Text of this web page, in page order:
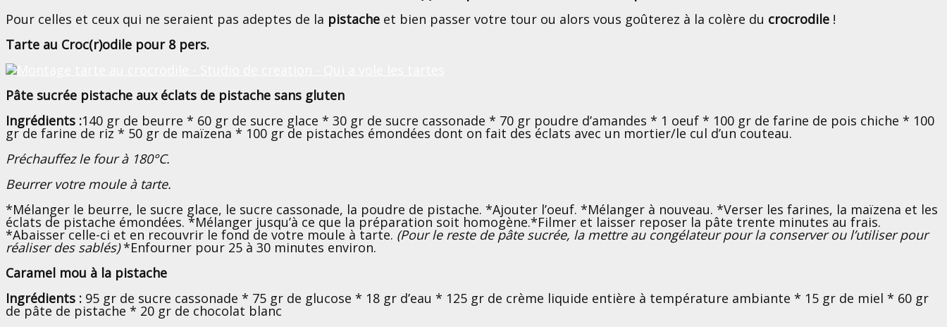
Pour celles et ceux qui ne seraient pas adeptes de la pistache et bien passer votre tour ou alors vous goûterez à la colère du crocrodile !
Tarte au Croc(r)odile pour 8 pers.
Pâte sucrée pistache aux éclats de pistache sans gluten
Ingrédients :140 gr de beurre * 60 gr de sucre glace * 30 gr de sucre cassonade * 70 gr poudre d’amandes * 1 oeuf * 100 gr de farine de pois chiche * 100
gr de farine de riz * 50 gr de maïzena * 100 gr de pistaches émondées dont on fait des éclats avec un mortier/le cul d’un couteau.
Préchauffez le four à 180°C.
Beurrer votre moule à tarte.
*Mélanger le beurre, le sucre glace, le sucre cassonade, la poudre de pistache. *Ajouter l’oeuf. *Mélanger à nouveau. *Verser les farines, la maïzena et les
éclats de pistache émondées. *Mélanger jusqu’à ce que la préparation soit homogène.*Filmer et laisser reposer la pâte trente minutes au frais.
*Abaisser celle-ci et en recouvrir le fond de votre moule à tarte. (Pour le reste de pâte sucrée, la mettre au congélateur pour la conserver ou l’utiliser pour
réaliser des sablés)*Enfourner pour 25 à 30 minutes environ.
Caramel mou à la pistache
Ingrédients : 95 gr de sucre cassonade * 75 gr de glucose * 18 gr d’eau * 125 gr de crème liquide entière à température ambiante * 15 gr de miel * 60 gr
de pâte de pistache * 20 gr de chocolat blanc